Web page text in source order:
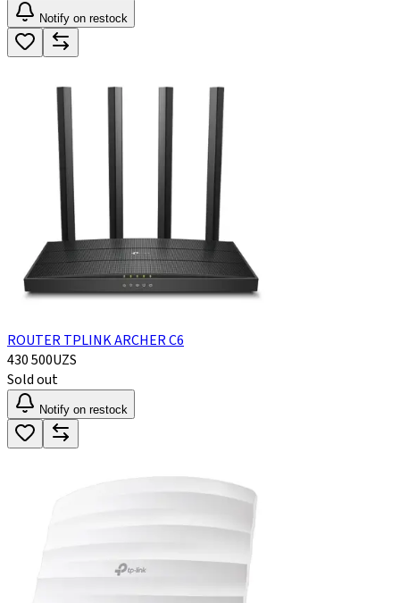
Notify on restock
ROUTER TPLINK ARCHER C6
430 500UZS
Sold out
Notify on restock